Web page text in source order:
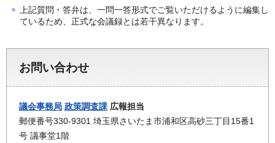
上記質問・答弁は、一問一答形式でご覧いただけるように編集し
ているため、正式な会議録とは若干異なります。
お問い合わせ
議会事務局 政策調査課 広報担当
郵便番号330-9301 埼玉県さいたま市浦和区高砂三丁目15番1
号 議事堂1階